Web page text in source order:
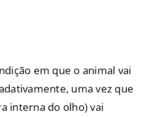
em que o animal vai
uma vez que
interna do olho) vai